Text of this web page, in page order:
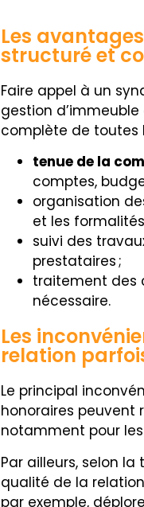
Les
structuré et
Faire appel à un
gestion
complète de toutes
tenue de la
comptes,
organisation
et les
suivi des
prestataires ;
traitement des
nécessaire.
Les
relation
Le principal
honoraires peuvent
notamment pour
Par ailleurs, selon
qualité de la
par exemple,